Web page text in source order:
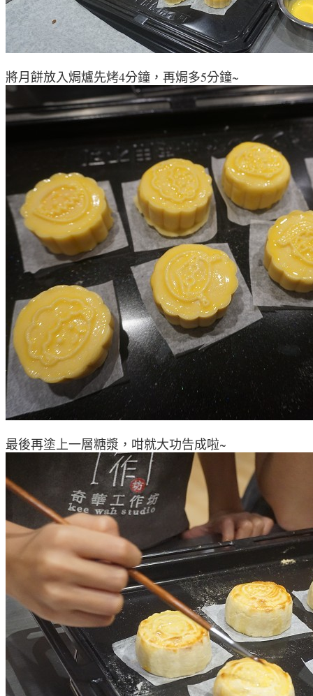
將月餅放入焗爐先烤4分鐘 ， 再焗多5分鐘~
最後再塗上一層糖漿，咁就大功告成啦~